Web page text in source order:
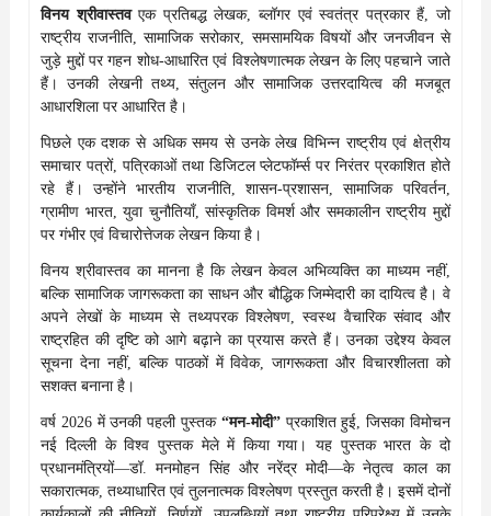
विनय श्रीवास्तवएक प्रतिबद्ध लेखक, ब्लॉगर एवं स्वतंत्र पत्रकार हैं, जो
राष्ट्रीय राजनीति, सामाजिक सरोकार, समसामयिक विषयों और जनजीवन से
जुड़े मुद्दों पर गहन शोध-आधारित एवं विश्लेषणात्मक लेखन के लिए पहचाने जाते
हैं। उनकी लेखनी तथ्य, संतुलन और सामाजिक उत्तरदायित्व की मजबूत
आधारशिला पर आधारित है।
पिछले एक दशक से अधिक समय से उनके लेख विभिन्न राष्ट्रीय एवं क्षेत्रीय
समाचार पत्रों, पत्रिकाओं तथा डिजिटल प्लेटफॉर्म्स पर निरंतर प्रकाशित होते
रहे हैं। उन्होंने भारतीय राजनीति, शासन-प्रशासन, सामाजिक परिवर्तन,
ग्रामीण भारत, युवा चुनौतियाँ, सांस्कृतिक विमर्श और समकालीन राष्ट्रीय मुद्दों
पर गंभीर एवं विचारोत्तेजक लेखन किया है।
विनय श्रीवास्तव का मानना है कि लेखन केवल अभिव्यक्ति का माध्यम नहीं,
बल्कि सामाजिक जागरूकता का साधन और बौद्धिक जिम्मेदारी का दायित्व है। वे
अपने लेखों के माध्यम से तथ्यपरक विश्लेषण, स्वस्थ वैचारिक संवाद और
राष्ट्रहित की दृष्टि को आगे बढ़ाने का प्रयास करते हैं। उनका उद्देश्य केवल
सूचना देना नहीं, बल्कि पाठकों में विवेक, जागरूकता और विचारशीलता को
सशक्त बनाना है।
वर्ष 2026 में उनकी पहली पुस्तक “मन-मोदी”प्रकाशित हुई, जिसका विमोचन
नई दिल्ली के विश्व पुस्तक मेले में किया गया। यह पुस्तक भारत के दो
प्रधानमंत्रियों—डॉ. मनमोहन सिंह और नरेंद्र मोदी—के नेतृत्व काल का
सकारात्मक, तथ्याधारित एवं तुलनात्मक विश्लेषण प्रस्तुत करती है। इसमें दोनों